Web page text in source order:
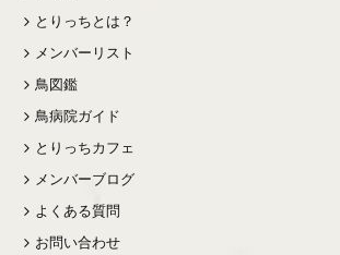
とりっちとは？
メンバーリスト
鳥図鑑
鳥病院ガイド
とりっちカフェ
メンバーブログ
よくある質問
お問い合わせ